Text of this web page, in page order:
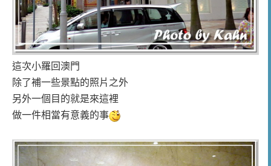
這次小羅回澳門
除了補一些景點的照片之外
另外一個目的就是來這裡
做一件相當有意義的事